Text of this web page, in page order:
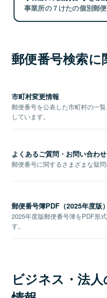
事業所の７けたの個別郵
郵便番号検索に
市町村変更情報
郵便番号を公表した市町村の一
しています。
よくあるご質問・お問い合わせ
郵便番号に関するさまざまな疑問
郵便番号簿PDF（2025年度版）
2025年度版郵便番号簿をPDF形
す。
ビジネス・法